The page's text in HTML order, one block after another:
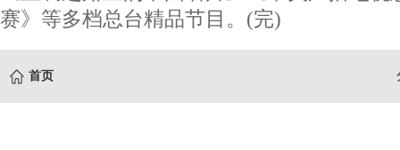
赛》等多档总台精品节目。(完)
首页